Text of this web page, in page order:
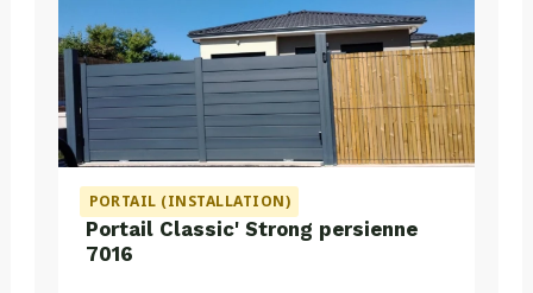
PORTAIL (INSTALLATION)
Portail Classic' Strong persienne
7016